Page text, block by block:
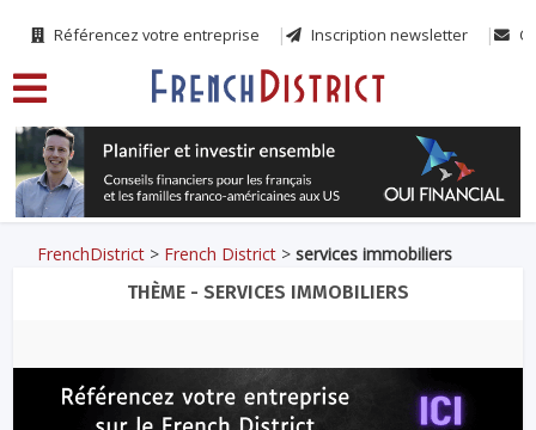
Référencez votre entreprise Inscription newsletter
FrenchDistrict > French District >services immobiliers
THÈME - SERVICES IMMOBILIERS